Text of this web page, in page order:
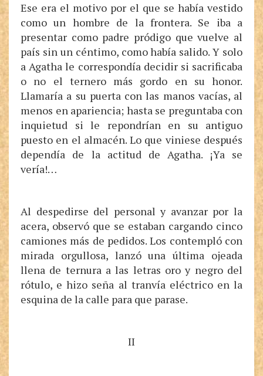
Ese era el motivo por el que se había vestido
como un hombre de la frontera. Se iba a
presentar como padre pródigo que vuelve al
país sin un céntimo, como había salido. Y solo
a Agatha le correspondía decidir si sacrificaba
o no el ternero más gordo en su honor.
Llamaría a su puerta con las manos vacías, al
menos en apariencia; hasta se preguntaba con
inquietud si le repondrían en su antiguo
puesto en el almacén. Lo que viniese después
dependía de la actitud de Agatha. ¡Ya se
vería!…
Al despedirse del personal y avanzar por la
acera, observó que se estaban cargando cinco
camiones más de pedidos. Los contempló con
mirada orgullosa, lanzó una última ojeada
llena de ternura a las letras oro y negro del
rótulo, e hizo seña al tranvía eléctrico en la
esquina de la calle para que parase.
II